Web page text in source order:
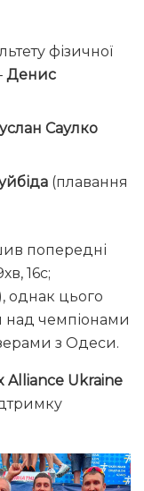
фізичної
Денис
Саулко
(плавання
попередні
16с;
однак цього
над чемпіонами
з Одеси.
Alliance Ukraine